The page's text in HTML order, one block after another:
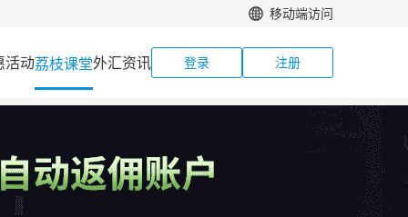
移动端访问
活动荔枝课堂外汇资讯 登录 注册